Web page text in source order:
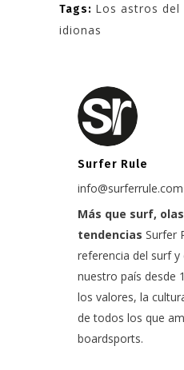
Tags: Los astros
idionas
Surfer Rule
info@surferrule.com
Más que surf,
tendencias Surfer
referencia del surf
nuestro país desde
los valores, la
de todos los que
boardsports.